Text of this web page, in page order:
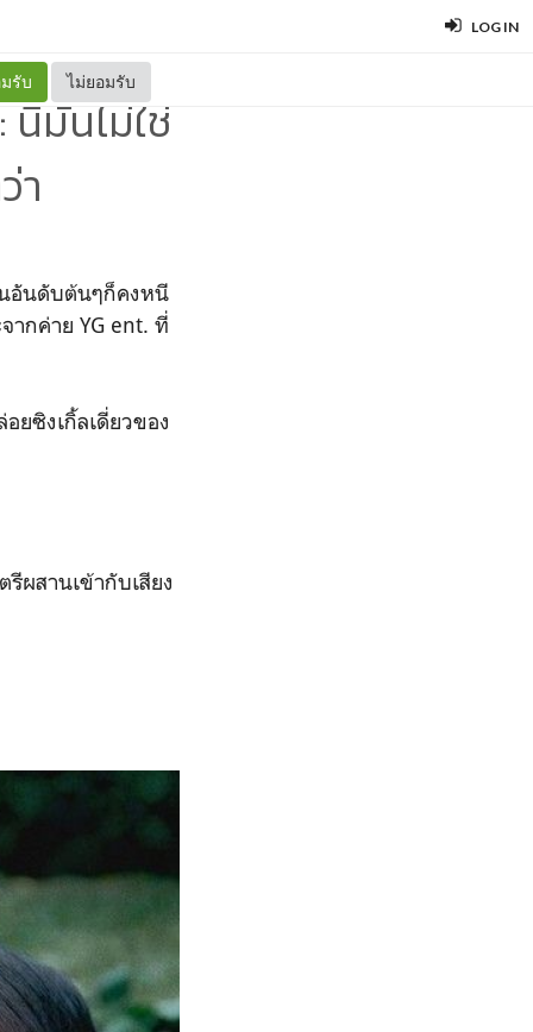
LOG IN
รับ ไม่ยอมรับ
มันไม่ใช่
า
นอันดับต้นๆก็คงหนี
ากค่าย YG ent. ที่
ยซิงเกิ้ลเดี่ยวของ
ผสานเข้ากับเสียง